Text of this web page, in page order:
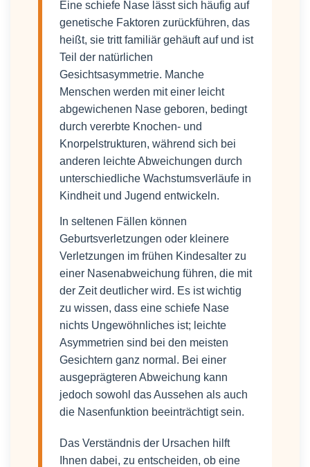
Eine schiefe Nase lässt sich häufig auf
genetische Faktoren zurückführen, das
heißt, sie tritt familiär gehäuft auf und ist
Teil der natürlichen
Gesichtsasymmetrie. Manche
Menschen werden mit einer leicht
abgewichenen Nase geboren, bedingt
durch vererbte Knochen- und
Knorpelstrukturen, während sich bei
anderen leichte Abweichungen durch
unterschiedliche Wachstumsverläufe in
Kindheit und Jugend entwickeln.
In seltenen Fällen können
Geburtsverletzungen oder kleinere
Verletzungen im frühen Kindesalter zu
einer Nasenabweichung führen, die mit
der Zeit deutlicher wird. Es ist wichtig
zu wissen, dass eine schiefe Nase
nichts Ungewöhnliches ist; leichte
Asymmetrien sind bei den meisten
Gesichtern ganz normal. Bei einer
ausgeprägteren Abweichung kann
jedoch sowohl das Aussehen als auch
die Nasenfunktion beeinträchtigt sein.
Das Verständnis der Ursachen hilft
Ihnen dabei, zu entscheiden, ob eine